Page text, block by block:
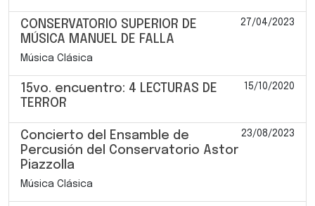
CONSERVATORIO SUPERIOR DE
MÚSICA MANUEL DE FALLA
27/04/2023
Música Clásica
15vo. encuentro: 4 LECTURAS DE
TERROR
15/10/2020
Concierto del Ensamble de
Percusión del Conservatorio Astor
Piazzolla
23/08/2023
Música Clásica